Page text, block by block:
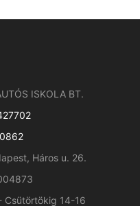
ISKOLA BT.
Háros u. 26.
Csütörtökig 14-16